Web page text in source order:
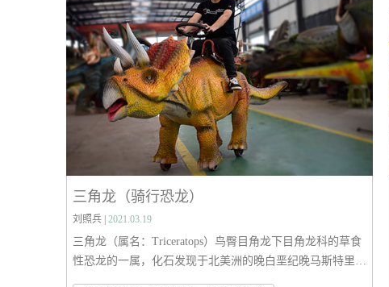
三角龙（骑行恐龙）
刘照兵 | 2021.03.19
三角龙（属名：Triceratops）鸟臀目角龙下目角龙科的草食
性恐龙的一属，化石发现于北美洲的晚白垩纪晚马斯特里赫